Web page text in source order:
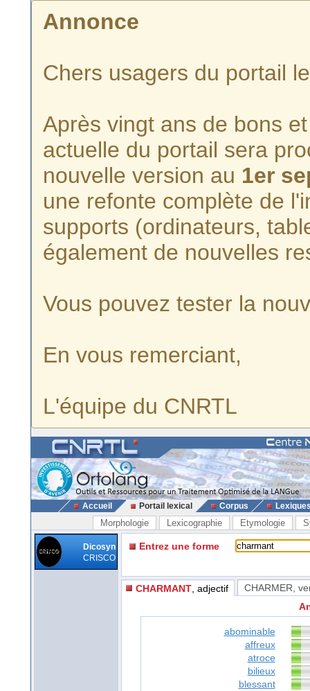
Annonce
Chers usagers du portail
Après vingt ans de bons
actuelle du portail sera
nouvelle version au 1er
une refonte complète de
supports (ordinateurs,
également de nouvelles
Vous pouvez tester la
En vous remerciant,
L'équipe du CNRTL
Accueil Portail lexical Corpus
Morphologie Lexicographie Etymologie
Dicosyn
CRISCO
Entrez une forme
CHARMANT , adjectif CHARMER ,
abominable
affreux
atroce
bilieux
blessant